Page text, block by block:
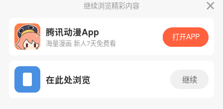
App免费看
下一话 腾漫App免费看
继续浏览精彩内容
腾讯动漫App
海量漫画 新人7天免费看
打开APP
在此处浏览 继续